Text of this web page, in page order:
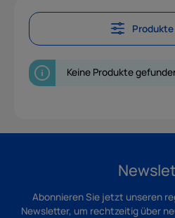
Keine Produkte
Abonnieren Sie jetzt unseren
Newsletter, um rechtzeitig über